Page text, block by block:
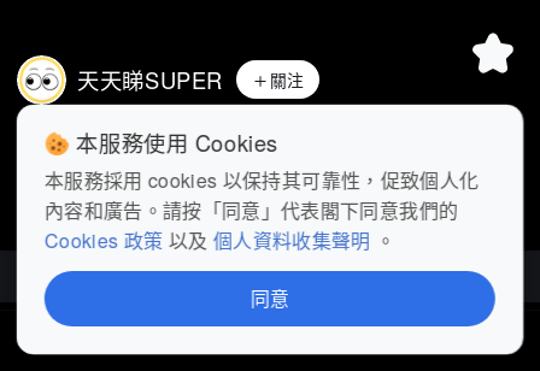
天天睇SUPER 關注
《完美叛侶》第10集精華丨當年羞辱 今日
一次過還晒 #影視樂園 #完美叛
查看更多
完美叛侶| 20部影片
本服務使用 Cookies
本服務採用 cookies 以保持其可靠性，促致個人化
內容和廣告。請按「同意」代表閣下同意我們的
Cookies 政策 以及 個人資料收集聲明 。
同意